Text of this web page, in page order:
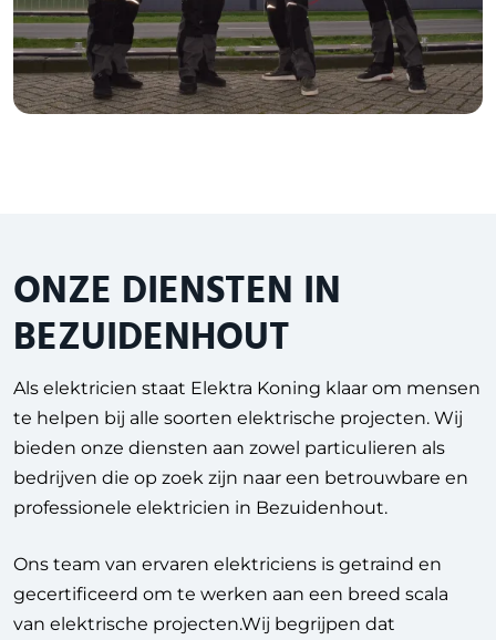
ONZE DIENSTEN IN
BEZUIDENHOUT
Als elektricien staat Elektra Koning klaar om mensen
te helpen bij alle soorten elektrische projecten. Wij
bieden onze diensten aan zowel particulieren als
bedrijven die op zoek zijn naar een betrouwbare en
professionele elektricien in Bezuidenhout.
Ons team van ervaren elektriciens is getraind en
gecertificeerd om te werken aan een breed scala
van elektrische projecten.Wij begrijpen dat